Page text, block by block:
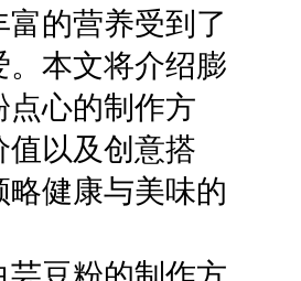
富的营养受到了
。本文将介绍膨
点心的制作方
值以及创意搭
略健康与美味的